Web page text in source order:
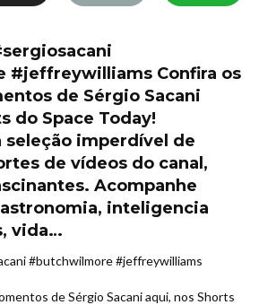
#jeffreywilliams Confira os
de Sérgio Sacani
do Space Today!
seleção imperdível de
de vídeos do canal,
Acompanhe
inteligencia
vida…
#butchwilmore #jeffreywilliams
de Sérgio Sacani aqui, nos Shorts